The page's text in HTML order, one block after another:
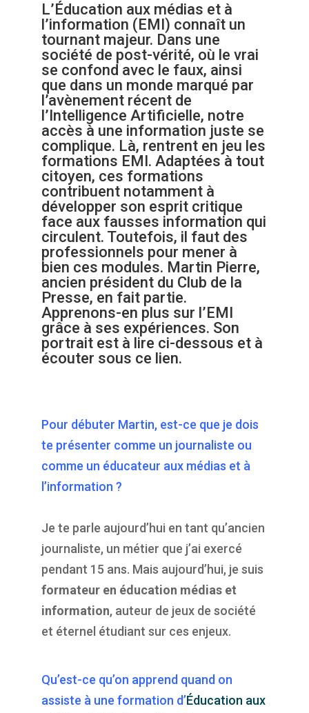
L’Éducation aux médias et à
l’information (EMI) connaît un
tournant majeur. Dans une
société de post-vérité, où le vrai
se confond avec le faux, ainsi
que dans un monde marqué par
l’avènement récent de
l’Intelligence Artificielle, notre
accès à une information juste se
complique. Là, rentrent en jeu les
formations EMI. Adaptées à tout
citoyen, ces formations
contribuent notamment à
développer son esprit critique
face aux fausses information qui
circulent. Toutefois, il faut des
professionnels pour mener à
bien ces modules. Martin Pierre,
ancien président du Club de la
Presse, en fait partie.
Apprenons-en plus sur l’EMI
grâce à ses expériences. Son
portrait est à lire ci-dessous et à
écouter sous ce lien.
Pour débuter Martin, est-ce que je dois
te présenter comme un journaliste ou
comme un éducateur aux médias et à
l’information ?
Je te parle aujourd’hui en tant qu’ancien
journaliste, un métier que j’ai exercé
pendant 15 ans. Mais aujourd’hui, je suis
formateur en éducation médias et
information, auteur de jeux de société
et éternel étudiant sur ces enjeux.
Qu’est-ce qu’on apprend quand on
assiste à une formation d’Éducation aux